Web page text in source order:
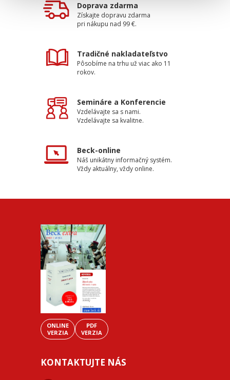
Doprava zdarma
Získajte dopravu zdarma
pri nákupu nad 99 €.
Tradičné nakladateľstvo
Pôsobíme na trhu už viac ako 11
rokov.
Semináre a Konferencie
Vzdelávajte sa s nami.
Vzdelávajte sa kvalitne.
Beck-online
Náš unikátny informačný systém.
Vždy aktuálny, vždy online.
ONLINE
VERZIA
PDF
VERZIA
KONTAKTUJTE NÁS